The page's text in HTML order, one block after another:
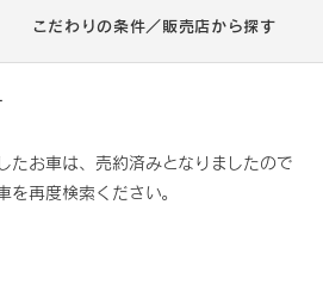
こだわりの条件／販売店から探す
たお車は、売約済みとなりましたので
を再度検索ください。